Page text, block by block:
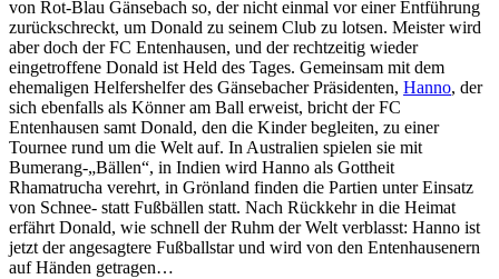
von Rot-Blau Gänsebach so, der nicht einmal vor einer Entführung
zurückschreckt, um Donald zu seinem Club zu lotsen. Meister wird
aber doch der FC Entenhausen, und der rechtzeitig wieder
eingetroffene Donald ist Held des Tages. Gemeinsam mit dem
ehemaligen Helfershelfer des Gänsebacher Präsidenten, Hanno, der
sich ebenfalls als Könner am Ball erweist, bricht der FC
Entenhausen samt Donald, den die Kinder begleiten, zu einer
Tournee rund um die Welt auf. In Australien spielen sie mit
Bumerang-„Bällen“, in Indien wird Hanno als Gottheit
Rhamatrucha verehrt, in Grönland finden die Partien unter Einsatz
von Schnee- statt Fußbällen statt. Nach Rückkehr in die Heimat
erfährt Donald, wie schnell der Ruhm der Welt verblasst: Hanno ist
jetzt der angesagtere Fußballstar und wird von den Entenhausenern
auf Händen getragen…